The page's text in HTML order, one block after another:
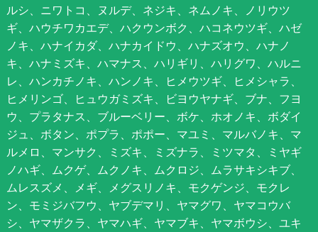
ルシ、ニワトコ、ヌルデ、ネジキ、ネムノキ、ノリウツ
ギ、ハウチワカエデ、ハクウンボク、ハコネウツギ、ハゼ
ノキ、ハナイカダ、ハナカイドウ、ハナズオウ、ハナノ
キ、ハナミズキ、ハマナス、ハリギリ、ハリグワ、ハルニ
レ、ハンカチノキ、ハンノキ、ヒメウツギ、ヒメシャラ、
ヒメリンゴ、ヒュウガミズキ、ビヨウヤナギ、ブナ、フヨ
ウ、プラタナス、ブルーベリー、ボケ、ホオノキ、ボダイ
ジュ、ボタン、ポプラ、ポポー、マユミ、マルバノキ、マ
ルメロ、マンサク、ミズキ、ミズナラ、ミツマタ、ミヤギ
ノハギ、ムクゲ、ムクノキ、ムクロジ、ムラサキシキブ、
ムレスズメ、メギ、メグスリノキ、モクゲンジ、モクレ
ン、モミジバフウ、ヤブデマリ、ヤマグワ、ヤマコウバ
シ、ヤマザクラ、ヤマハギ、ヤマブキ、ヤマボウシ、ユキ